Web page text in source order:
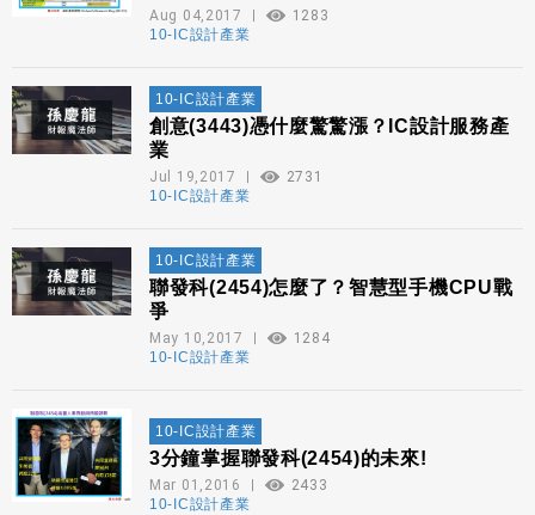
Aug 04,2017
1283
10-IC設計產業
10-IC設計產業
創意(3443)憑什麼驚驚漲？IC設計服務產
業
Jul 19,2017
2731
10-IC設計產業
10-IC設計產業
聯發科(2454)怎麼了？智慧型手機CPU戰
爭
May 10,2017
1284
10-IC設計產業
10-IC設計產業
3分鐘掌握聯發科(2454)的未來!
Mar 01,2016
2433
10-IC設計產業